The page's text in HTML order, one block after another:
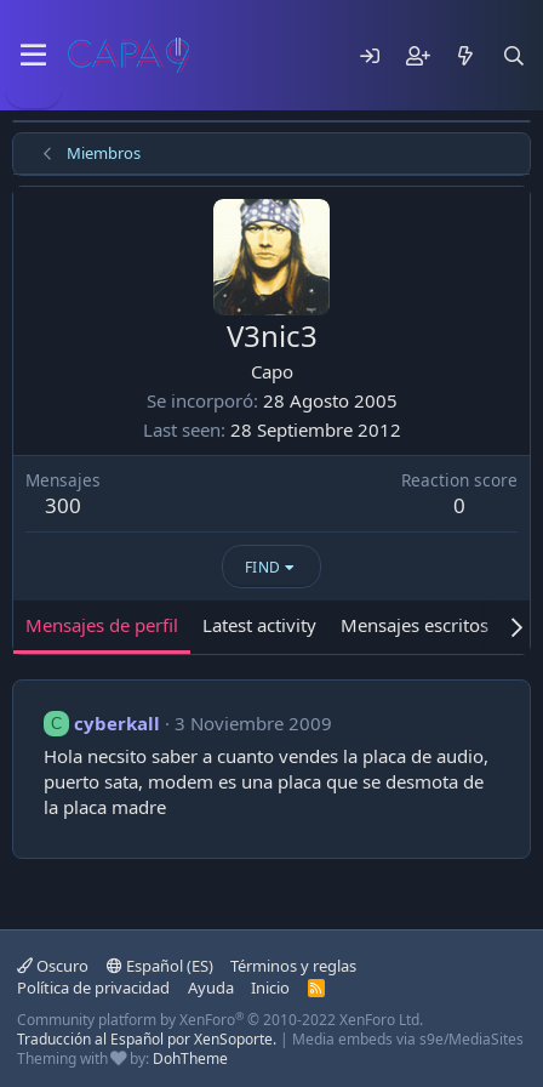
Miembros
V3nic3
Capo
Se incorporó 28 Agosto 2005
Last seen 28 Septiembre 2012
Mensajes
300
Reaction score
0
FIND
Mensajes de perfil Latest activity Mensajes escritos
C cyberkall
3 Noviembre 2009
Hola necsito saber a cuanto vendes la placa de audio,
puerto sata, modem es una placa que se desmota de
la placa madre
Oscuro Español (ES)
Términos y reglas
Política de privacidad
Ayuda Inicio
R
S
Community platform by XenForo® © 2010-2022 XenForo Ltd.
Traducción al Español por XenSoporte. | Media embeds via s9e/MediaSites
Theming with
by: DohTheme